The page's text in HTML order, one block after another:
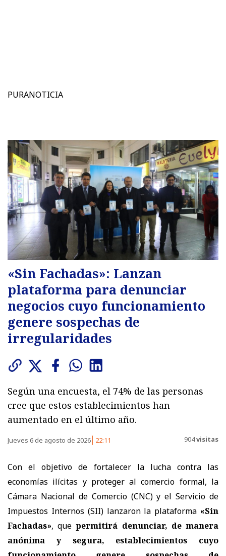
PURANOTICIA
«Sin Fachadas»: Lanzan
plataforma para denunciar
negocios cuyo funcionamiento
genere sospechas de
irregularidades
Según una encuesta, el 74% de las personas
cree que estos establecimientos han
aumentado en el último año.
Jueves 6 de agosto de 2026 22:11 904visitas
Con el objetivo de fortalecer la lucha contra las
economías ilícitas y proteger al comercio formal, la
Cámara Nacional de Comercio (CNC) y el Servicio de
Impuestos Internos (SII) lanzaron la plataforma «Sin
Fachadas», quepermitirá denunciar, de manera
anónima y segura, establecimientos cuyo